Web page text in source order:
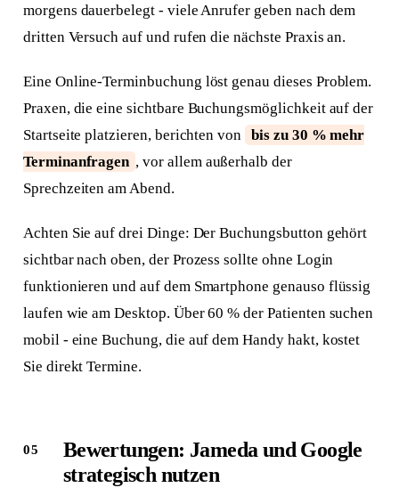
morgens dauerbelegt - viele Anrufer geben nach dem
dritten Versuch auf und rufen die nächste Praxis an.
Eine Online-Terminbuchung löst genau dieses Problem.
Praxen, die eine sichtbare Buchungsmöglichkeit auf der
Startseite platzieren, berichten von
bis zu 30 % mehr
Terminanfragen , vor allem außerhalb der
Sprechzeiten am Abend.
Achten Sie auf drei Dinge: Der Buchungsbutton gehört
sichtbar nach oben, der Prozess sollte ohne Login
funktionieren und auf dem Smartphone genauso flüssig
laufen wie am Desktop. Über 60 % der Patienten suchen
mobil - eine Buchung, die auf dem Handy hakt, kostet
Sie direkt Termine.
Bewertungen: Jameda und Google
strategisch nutzen